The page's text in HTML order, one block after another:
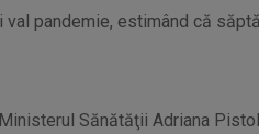
pandemie, estimând că
Sănătăţii Adriana